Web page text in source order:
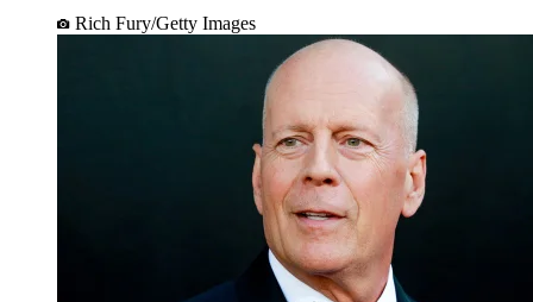
Rich Fury/Getty Images